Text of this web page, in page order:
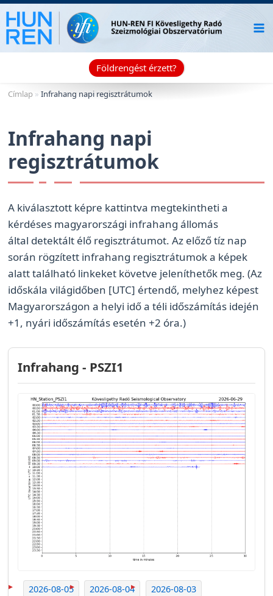
Skip
to
content
Földrengést érzett?
Címlap »Infrahang napi regisztrátumok
Infrahang napi
regisztrátumok
A kiválasztott képre kattintva megtekintheti a
kérdéses magyarországi infrahang állomás
által detektált élő regisztrátumot. Az előző tíz nap
során rögzített infrahang regisztrátumok a képek
alatt található linkeket követve jeleníthetők meg. (Az
időskála világidőben [UTC] értendő, melyhez képest
Magyarországon a helyi idő a téli időszámítás idején
+1, nyári időszámítás esetén +2 óra.)
Infrahang - PSZI1
2026-08-05 2026-08-04
2026-08-03